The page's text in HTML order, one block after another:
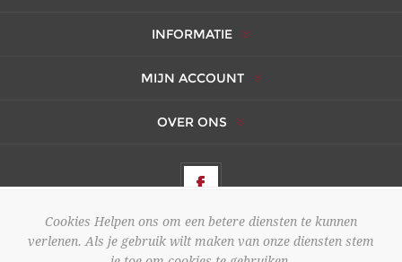
INFORMATIE
MIJN ACCOUNT
OVER ONS
Copyright ; 2026 AMBERES. Alle rechten voorbehouden.
Cookies Helpen ons om een betere diensten te kunnen
verlenen. Als je gebruik wilt maken van onze diensten stem